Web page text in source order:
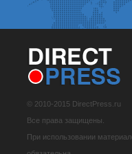
© 2010-2015 DirectPress.ru
Все права защищены.
При использовании